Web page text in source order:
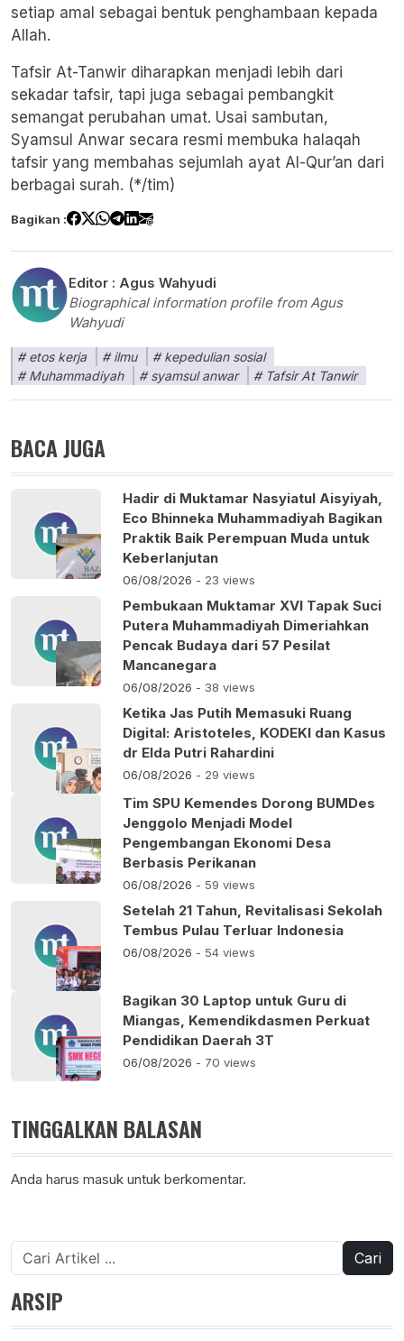
setiap amal sebagai bentuk penghambaan kepada
Allah.
Tafsir At-Tanwir diharapkan menjadi lebih dari
sekadar tafsir, tapi juga sebagai pembangkit
semangat perubahan umat. Usai sambutan,
Syamsul Anwar secara resmi membuka halaqah
tafsir yang membahas sejumlah ayat Al-Qur’an dari
berbagai surah. (*/tim)
Bagikan :
Editor : Agus Wahyudi
Biographical information profile from Agus
Wahyudi
etos kerja ilmu
kepedulian sosial
Muhammadiyah
syamsul anwar Tafsir At Tanwir
BACA JUGA
Hadir di Muktamar Nasyiatul Aisyiyah,
Eco Bhinneka Muhammadiyah Bagikan
Praktik Baik Perempuan Muda untuk
Keberlanjutan
06/08/2026 - 23 views
Pembukaan Muktamar XVI Tapak Suci
Putera Muhammadiyah Dimeriahkan
Pencak Budaya dari 57 Pesilat
Mancanegara
06/08/2026 - 38 views
Ketika Jas Putih Memasuki Ruang
Digital: Aristoteles, KODEKI dan Kasus
dr Elda Putri Rahardini
06/08/2026 - 29 views
Tim SPU Kemendes Dorong BUMDes
Jenggolo Menjadi Model
Pengembangan Ekonomi Desa
Berbasis Perikanan
06/08/2026 - 59 views
Setelah 21 Tahun, Revitalisasi Sekolah
Tembus Pulau Terluar Indonesia
06/08/2026 - 54 views
Bagikan 30 Laptop untuk Guru di
Miangas, Kemendikdasmen Perkuat
Pendidikan Daerah 3T
06/08/2026 - 70 views
TINGGALKAN BALASAN
Anda harus masuk untuk berkomentar.
Cari
untuk:
ARSIP